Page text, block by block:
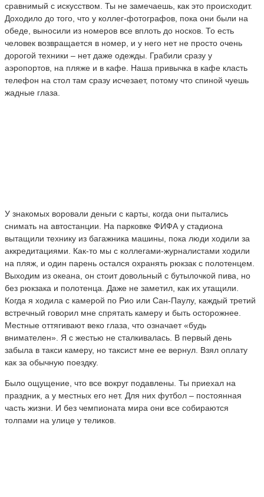
сравнимый с искусством. Ты не замечаешь, как это происходит.
Доходило до того, что у коллег-фотографов, пока они были на
обеде, выносили из номеров все вплоть до носков. То есть
человек возвращается в номер, и у него нет не просто очень
дорогой техники – нет даже одежды. Грабили сразу у
аэропортов, на пляже и в кафе. Наша привычка в кафе класть
телефон на стол там сразу исчезает, потому что спиной чуешь
жадные глаза.
У знакомых воровали деньги с карты, когда они пытались
снимать на автостанции. На парковке ФИФА у стадиона
вытащили технику из багажника машины, пока люди ходили за
аккредитациями. Как-то мы с коллегами-журналистами ходили
на пляж, и один парень остался охранять рюкзак с полотенцем.
Выходим из океана, он стоит довольный с бутылочкой пива, но
без рюкзака и полотенца. Даже не заметил, как их утащили.
Когда я ходила с камерой по Рио или Сан-Паулу, каждый третий
встречный говорил мне спрятать камеру и быть осторожнее.
Местные оттягивают веко глаза, что означает «будь
внимателен». Я с жестью не сталкивалась. В первый день
забыла в такси камеру, но таксист мне ее вернул. Взял оплату
как за обычную поездку.
Было ощущение, что все вокруг подавлены. Ты приехал на
праздник, а у местных его нет. Для них футбол – постоянная
часть жизни. И без чемпионата мира они все собираются
толпами на улице у теликов.